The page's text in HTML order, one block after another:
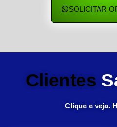
SOLICITAR
Clientes
Clique e veja.